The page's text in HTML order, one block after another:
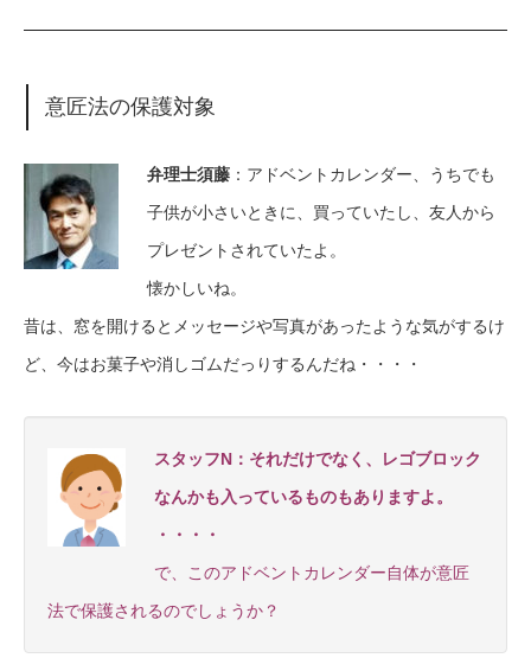
意匠法の保護対象
弁理士須藤 ：アドベントカレンダー、うちでも
子供が小さいときに、買っていたし、友人から
プレゼントされていたよ。
懐かしいね。
昔は、窓を開けるとメッセージや写真があったような気がするけ
ど、今はお菓子や消しゴムだっりするんだね・・・・
スタッフN：それだけでなく、レゴブロック
なんかも入っているものもありますよ。
・・・・
で、このアドベントカレンダー自体が意匠
法で保護されるのでしょうか？